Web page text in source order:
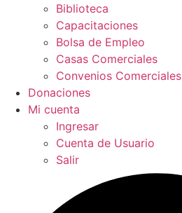
Biblioteca
Capacitaciones
Bolsa de Empleo
Casas Comerciales
Convenios Comerciales
Donaciones
Mi cuenta
Ingresar
Cuenta de Usuario
Salir